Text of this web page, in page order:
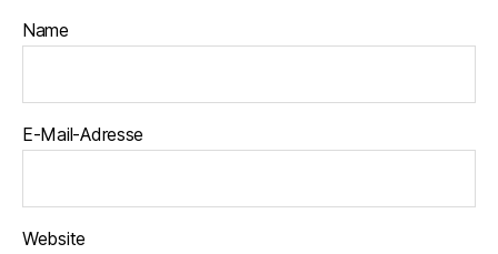
Name
E-Mail-Adresse
Website